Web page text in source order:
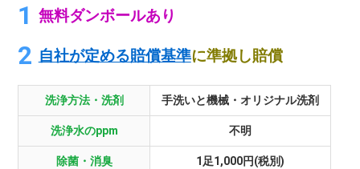
無料ダンボールあり
自社が定める賠償基準に準拠し賠償
洗浄方法・洗剤 手洗いと機械・オリジナル洗剤
洗浄水のppm 不明
除菌・消臭 1足1,000円(税別)